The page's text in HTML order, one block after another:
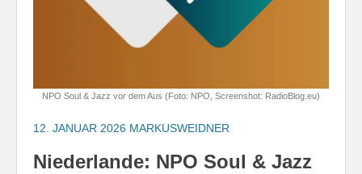
NPO Soul & Jazz vor dem Aus (Foto: NPO, Screenshot: RadioBlog.eu)
12. JANUAR 2026 MARKUSWEIDNER
Niederlande: NPO Soul & Jazz